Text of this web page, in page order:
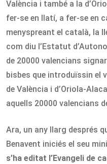
València i també a la
fer-se en llatí, a fer-se en
menyspreant el català, la
com diu l’Estatut
de 20000 valencians
bisbes que introduïssin el
de València i d’Oriola-
aquells 20000 valencians
Ara, un any llarg després
Benavent iniciés el seu
s’ha editat l’Evangeli de